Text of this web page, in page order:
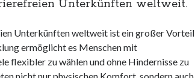
Unterkünften weltweit.
Unterkünften weltweit ist ein großer Vorteil
ermöglicht es Menschen mit
flexibler zu wählen und ohne Hindernisse zu